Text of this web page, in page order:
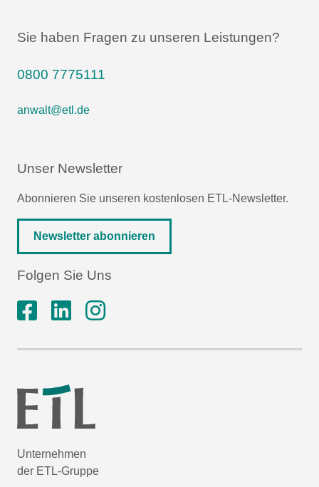
Sie haben Fragen zu unseren Leistungen?
0800 7775111
anwalt@etl.de
Unser Newsletter
Abonnieren Sie unseren kostenlosen ETL-Newsletter.
Newsletter abonnieren
Folgen Sie Uns
Unternehmen
der ETL-Gruppe